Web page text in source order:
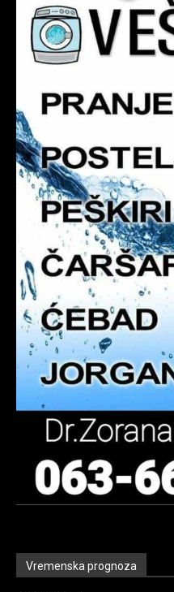
Vremenska prognoza